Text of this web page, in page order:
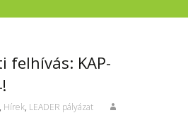
felhívás: KAP-
, Hírek, LEADER pályázat